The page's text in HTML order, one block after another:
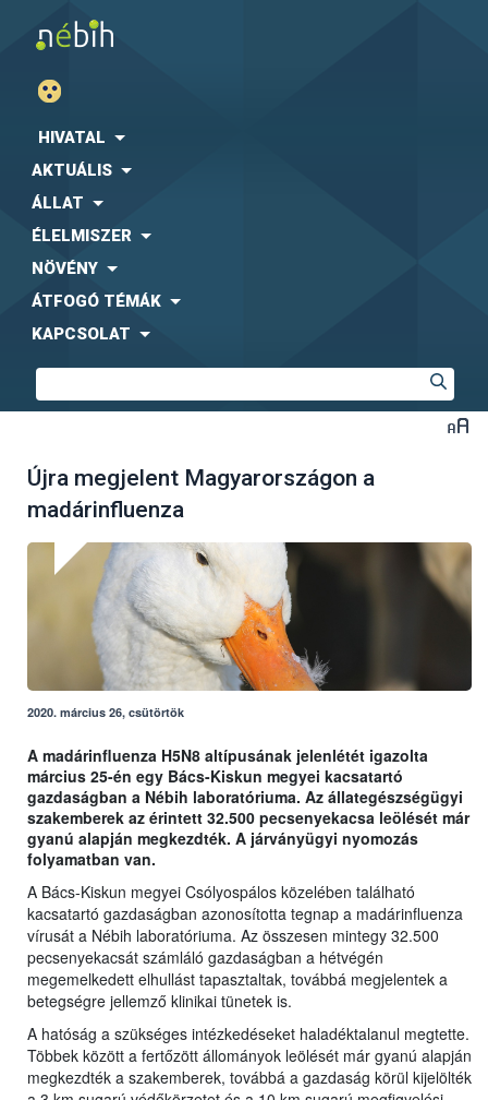
HIVATAL
AKTUÁLIS
ÁLLAT
ÉLELMISZER
NÖVÉNY
ÁTFOGÓ TÉMÁK
KAPCSOLAT
Újra megjelent Magyarországon a
madárinfluenza
2020. március 26, csütörtök
A madárinfluenza H5N8 altípusának jelenlétét igazolta
március 25-én egy Bács-Kiskun megyei kacsatartó
gazdaságban a Nébih laboratóriuma. Az állategészségügyi
szakemberek az érintett 32.500 pecsenyekacsa leölését már
gyanú alapján megkezdték. A járványügyi nyomozás
folyamatban van.
A Bács-Kiskun megyei Csólyospálos közelében található
kacsatartó gazdaságban azonosította tegnap a madárinfluenza
vírusát a Nébih laboratóriuma. Az összesen mintegy 32.500
pecsenyekacsát számláló gazdaságban a hétvégén
megemelkedett elhullást tapasztaltak, továbbá megjelentek a
betegségre jellemző klinikai tünetek is.
A hatóság a szükséges intézkedéseket haladéktalanul megtette.
Többek között a fertőzött állományok leölését már gyanú alapján
megkezdték a szakemberek, továbbá a gazdaság körül kijelölték